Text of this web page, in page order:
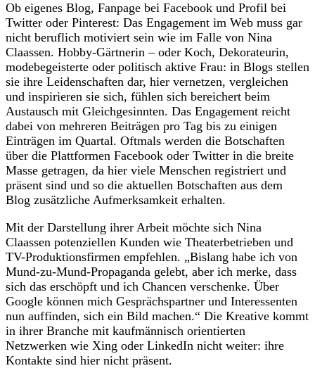
Ob eigenes Blog, Fanpage bei Facebook und Profil bei
Twitter oder Pinterest: Das Engagement im Web muss gar
nicht beruflich motiviert sein wie im Falle von Nina
Claassen. Hobby-Gärtnerin – oder Koch, Dekorateurin,
modebegeisterte oder politisch aktive Frau: in Blogs stellen
sie ihre Leidenschaften dar, hier vernetzen, vergleichen
und inspirieren sie sich, fühlen sich bereichert beim
Austausch mit Gleichgesinnten. Das Engagement reicht
dabei von mehreren Beiträgen pro Tag bis zu einigen
Einträgen im Quartal. Oftmals werden die Botschaften
über die Plattformen Facebook oder Twitter in die breite
Masse getragen, da hier viele Menschen registriert und
präsent sind und so die aktuellen Botschaften aus dem
Blog zusätzliche Aufmerksamkeit erhalten.
Mit der Darstellung ihrer Arbeit möchte sich Nina
Claassen potenziellen Kunden wie Theaterbetrieben und
TV-Produktionsfirmen empfehlen. „Bislang habe ich von
Mund-zu-Mund-Propaganda gelebt, aber ich merke, dass
sich das erschöpft und ich Chancen verschenke. Über
Google können mich Gesprächspartner und Interessenten
nun auffinden, sich ein Bild machen.“ Die Kreative kommt
in ihrer Branche mit kaufmännisch orientierten
Netzwerken wie Xing oder LinkedIn nicht weiter: ihre
Kontakte sind hier nicht präsent.